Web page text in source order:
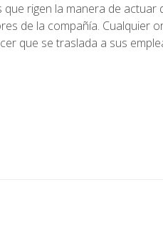
rigen la manera de actuar
de la compañía. Cualquier
que se traslada a sus